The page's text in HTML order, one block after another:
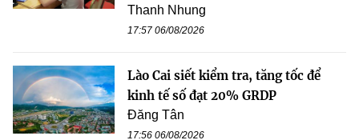
Thanh Nhung
17:57 06/08/2026
Lào Cai siết kiểm tra, tăng tốc để
kinh tế số đạt 20% GRDP
Đăng Tân
17:56 06/08/2026